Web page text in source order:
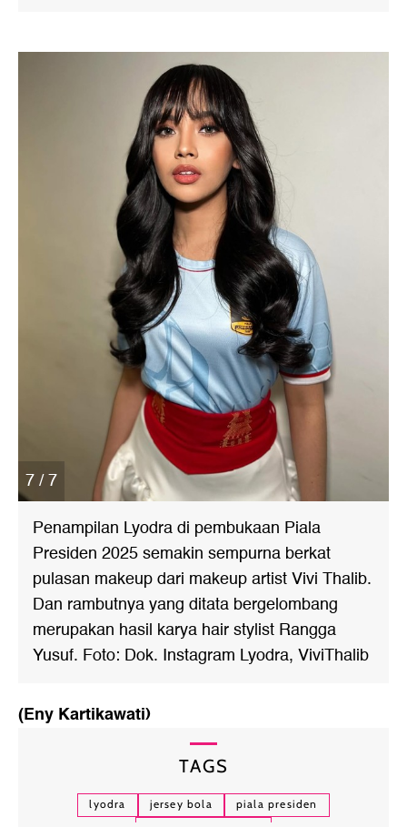
7 / 7
Penampilan Lyodra di pembukaan Piala
Presiden 2025 semakin sempurna berkat
pulasan makeup dari makeup artist Vivi Thalib.
Dan rambutnya yang ditata bergelombang
merupakan hasil karya hair stylist Rangga
Yusuf. Foto: Dok. Instagram Lyodra, ViviThalib
(Eny Kartikawati)
TAGS
lyodra jersey bola
piala presiden